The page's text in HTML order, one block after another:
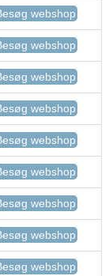
webshop
webshop
webshop
webshop
webshop
webshop
webshop
webshop
webshop